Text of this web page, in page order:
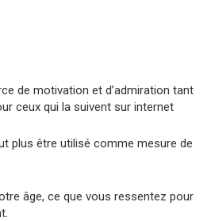
de motivation et d’admiration tant
ceux qui la suivent sur internet
plus être utilisé comme mesure de
âge, ce que vous ressentez pour